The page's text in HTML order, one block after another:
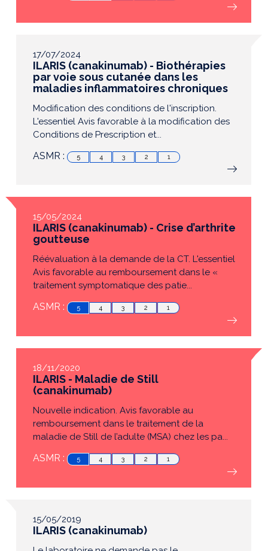
17/07/2024
ILARIS (canakinumab) - Biothérapies
par voie sous cutanée dans les
maladies inflammatoires chroniques
Modification des conditions de l'inscription.
L'essentiel Avis favorable à la modification des
Conditions de Prescription et...
ASMR : 5 4 3 2 1
15/05/2024
ILARIS (canakinumab) - Crise d’arthrite
goutteuse
Réévaluation à la demande de la CT. L'essentiel
Avis favorable au remboursement dans le «
traitement symptomatique des patie...
ASMR : 5 4 3 2 1
18/11/2020
ILARIS - Maladie de Still
(canakinumab)
Nouvelle indication. Avis favorable au
remboursement dans le traitement de la
maladie de Still de l’adulte (MSA) chez les pa...
ASMR : 5 4 3 2 1
15/05/2019
ILARIS (canakinumab)